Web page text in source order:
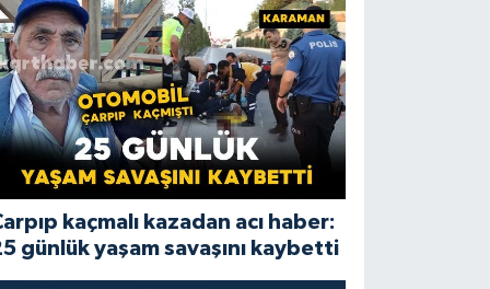
kaçmalı kazadan acı haber:
günlük yaşam savaşını kaybetti